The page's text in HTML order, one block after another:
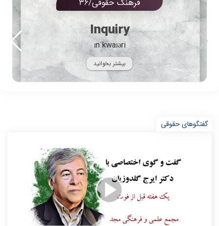
Inquiry
ɪnˈkwaɪəri
بیشتر بخوانید
گفتگوهای حقوقی